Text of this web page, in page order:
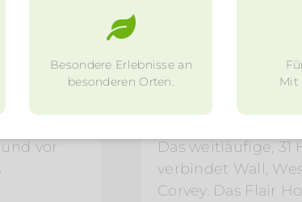
von
älteste
vor
Höxter ist von 20.
Das weitläufige,
verbindet Wall,
Corvey. Das Flair
Besondere Erlebnisse an
besonderen Orten.
Mit